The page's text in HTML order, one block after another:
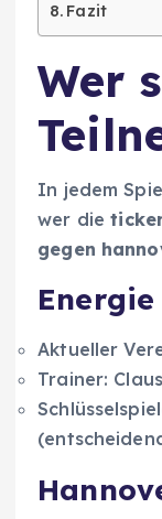
Fazit
Wer
In jedem
wer die
gegen
Aktueller
Trainer: